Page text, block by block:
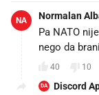
NA Normalan
Pa NATO
nego da
40 10
DA Discord